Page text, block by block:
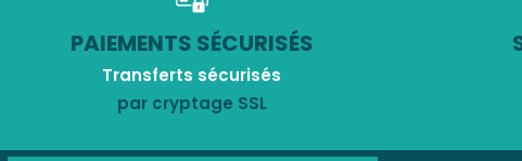
PAIEMENTS SÉCURISÉS
Transferts sécurisés
par cryptage SSL